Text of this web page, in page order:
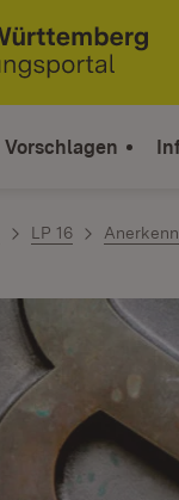
Vorschlagen
LP 16